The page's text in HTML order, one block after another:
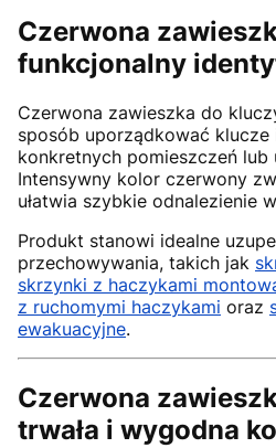
Czerwona
funkcjonalny
Czerwona zawieszka do
sposób uporządkować
konkretnych pomieszczeń
Intensywny kolor czerwony
ułatwia szybkie odnalezienie
Produkt stanowi idealne
przechowywania, takich jak
skrzynki z haczykami
z ruchomymi haczykami oraz
ewakuacyjne.
Czerwona
trwała i wygodna